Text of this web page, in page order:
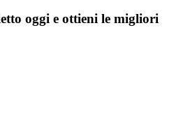
oggi e ottieni le migliori